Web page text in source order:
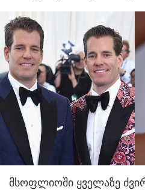
მსოფლიოში ყველაზე